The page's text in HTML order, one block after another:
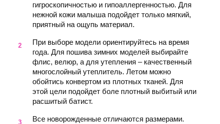
гигроскопичностью и гипоаллергенностью. Для
нежной кожи малыша подойдет только мягкий,
приятный на ощупь материал.
При выборе модели ориентируйтесь на время
года. Для пошива зимних моделей выбирайте
флис, велюр, а для утепления – качественный
многослойный утеплитель. Летом можно
обойтись конвертом из плотных тканей. Для
этой цели подойдет боле плотный выбитый или
расшитый батист.
Все новорожденные отличаются размерами.